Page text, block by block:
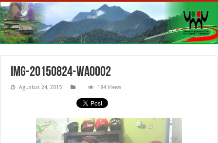
IMG-20150824-WA0002
Agustus 24, 2015 184 Views